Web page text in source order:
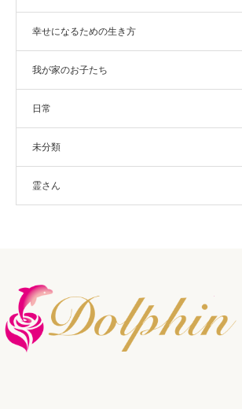
幸せになるための生き方
我が家のお子たち
日常
未分類
霊さん